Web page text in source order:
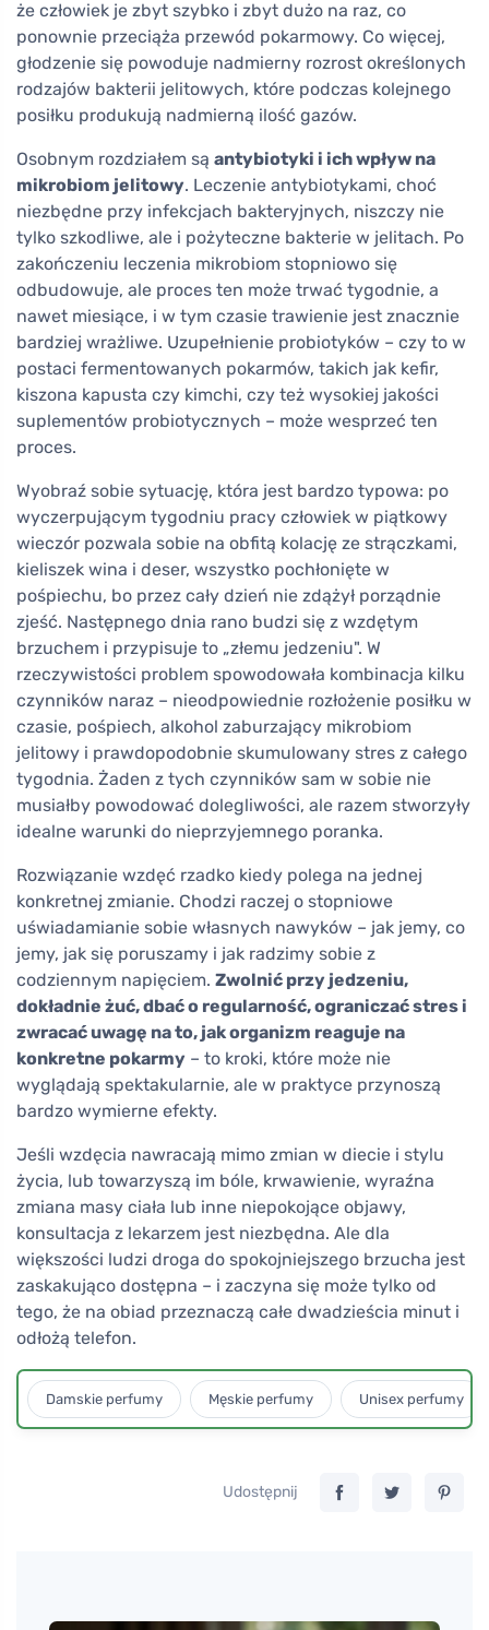
że człowiek je zbyt szybko i zbyt dużo na raz, co
ponownie przeciąża przewód pokarmowy. Co więcej,
głodzenie się powoduje nadmierny rozrost określonych
rodzajów bakterii jelitowych, które podczas kolejnego
posiłku produkują nadmierną ilość gazów.
Osobnym rozdziałem są antybiotyki i ich wpływ na
mikrobiom jelitowy. Leczenie antybiotykami, choć
niezbędne przy infekcjach bakteryjnych, niszczy nie
tylko szkodliwe, ale i pożyteczne bakterie w jelitach. Po
zakończeniu leczenia mikrobiom stopniowo się
odbudowuje, ale proces ten może trwać tygodnie, a
nawet miesiące, i w tym czasie trawienie jest znacznie
bardziej wrażliwe. Uzupełnienie probiotyków – czy to w
postaci fermentowanych pokarmów, takich jak kefir,
kiszona kapusta czy kimchi, czy też wysokiej jakości
suplementów probiotycznych – może wesprzeć ten
proces.
Wyobraź sobie sytuację, która jest bardzo typowa: po
wyczerpującym tygodniu pracy człowiek w piątkowy
wieczór pozwala sobie na obfitą kolację ze strączkami,
kieliszek wina i deser, wszystko pochłonięte w
pośpiechu, bo przez cały dzień nie zdążył porządnie
zjeść. Następnego dnia rano budzi się z wzdętym
brzuchem i przypisuje to „złemu jedzeniu". W
rzeczywistości problem spowodowała kombinacja kilku
czynników naraz – nieodpowiednie rozłożenie posiłku w
czasie, pośpiech, alkohol zaburzający mikrobiom
jelitowy i prawdopodobnie skumulowany stres z całego
tygodnia. Żaden z tych czynników sam w sobie nie
musiałby powodować dolegliwości, ale razem stworzyły
idealne warunki do nieprzyjemnego poranka.
Rozwiązanie wzdęć rzadko kiedy polega na jednej
konkretnej zmianie. Chodzi raczej o stopniowe
uświadamianie sobie własnych nawyków – jak jemy, co
jemy, jak się poruszamy i jak radzimy sobie z
codziennym napięciem. Zwolnić przy jedzeniu,
dokładnie żuć, dbać o regularność, ograniczać stres i
zwracać uwagę na to, jak organizm reaguje na
konkretne pokarmy – to kroki, które może nie
wyglądają spektakularnie, ale w praktyce przynoszą
bardzo wymierne efekty.
Jeśli wzdęcia nawracają mimo zmian w diecie i stylu
życia, lub towarzyszą im bóle, krwawienie, wyraźna
zmiana masy ciała lub inne niepokojące objawy,
konsultacja z lekarzem jest niezbędna. Ale dla
większości ludzi droga do spokojniejszego brzucha jest
zaskakująco dostępna – i zaczyna się może tylko od
tego, że na obiad przeznaczą całe dwadzieścia minut i
odłożą telefon.
Damskie perfumy Męskie perfumy Unisex perfumy
Udostępnij